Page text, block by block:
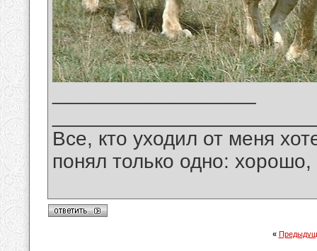
Все, кто уходил от меня
понял только одно:
«